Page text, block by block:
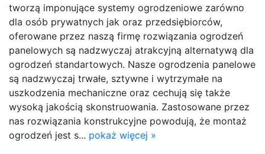
tworzą imponujące systemy ogrodzeniowe zarówno
dla osób prywatnych jak oraz przedsiębiorców,
oferowane przez naszą firmę rozwiązania ogrodzeń
panelowych są nadzwyczaj atrakcyjną alternatywą dla
ogrodzeń standartowych. Nasze ogrodzenia panelowe
są nadzwyczaj trwałe, sztywne i wytrzymałe na
uszkodzenia mechaniczne oraz cechują się także
wysoką jakością skonstruowania. Zastosowane przez
nas rozwiązania konstrukcyjne powodują, że montaż
ogrodzeń jest s... pokaż więcej »